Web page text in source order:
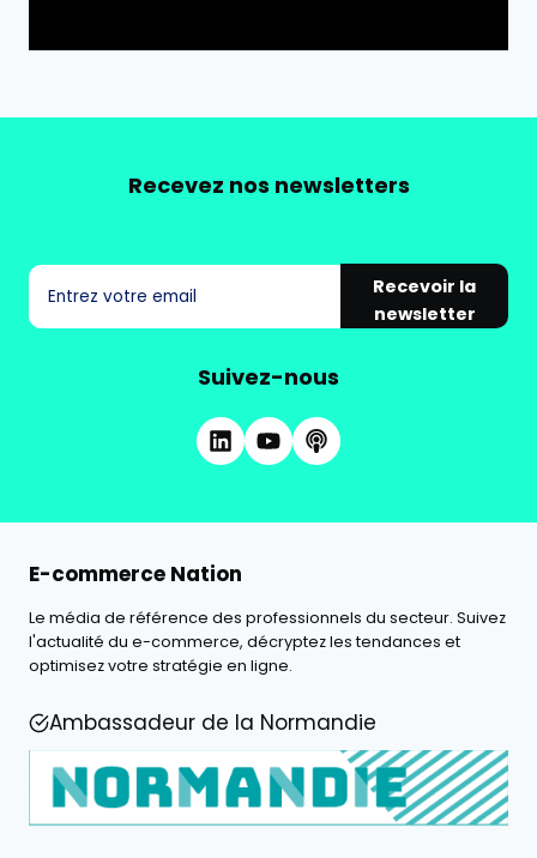
Recevez nos newsletters
Recevoir la
newsletter
Suivez-nous
E-commerce Nation
Le média de référence des professionnels du secteur. Suivez
l'actualité du e-commerce, décryptez les tendances et
optimisez votre stratégie en ligne.
Ambassadeur de la Normandie